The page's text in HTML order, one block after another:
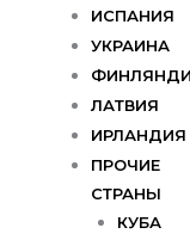
ИСПАНИЯ
УКРАИНА
ЛАТВИЯ
ИРЛАНДИЯ
ПРОЧИЕ
СТРАНЫ
КУБА